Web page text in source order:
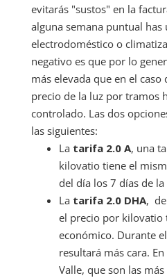
evitarás "sustos" en la
alguna semana puntual
electrodoméstico o
negativo es que por lo
más elevada que en el
precio de la luz por tramos
controlado. Las dos
las siguientes:
La tarifa 2.0 A, una
kilovatio tiene el
del día los 7 días de la
La tarifa 2.0 DHA,
el precio por kilovatio
económico. Durante
resultará más cara.
Valle, que son las